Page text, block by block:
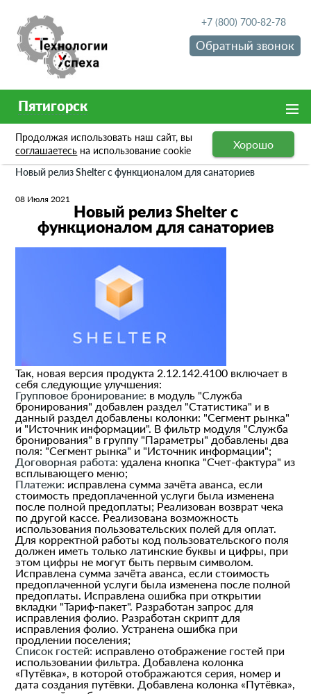
+7 (800) 700-82-78
Обратный звонок
Пятигорск
Продолжая использовать наш сайт, вы
соглашаетесь на использование cookie Хорошо
Новости
Новый релиз Shelter с функционалом для санаториев
08 Июля 2021
Новый релиз Shelter с
функционалом для санаториев
Так, новая версия продукта 2.12.142.4100 включает в
себя следующие улучшения:
Групповое бронирование: в модуль "Служба
бронирования" добавлен раздел "Статистика" и в
данный раздел добавлены колонки: "Сегмент рынка"
и "Источник информации". В фильтр модуля "Служба
бронирования" в группу "Параметры" добавлены два
поля: "Сегмент рынка" и "Источник информации";
Договорная работа: удалена кнопка "Счет-фактура" из
всплывающего меню;
Платежи: исправлена сумма зачёта аванса, если
стоимость предоплаченной услуги была изменена
после полной предоплаты; Реализован возврат чека
по другой кассе. Реализована возможность
использования пользовательских полей для оплат.
Для корректной работы код пользовательского поля
должен иметь только латинские буквы и цифры, при
этом цифры не могут быть первым символом.
Исправлена сумма зачёта аванса, если стоимость
предоплаченной услуги была изменена после полной
предоплаты. Исправлена ошибка при открытии
вкладки "Тариф-пакет". Разработан запрос для
исправления фолио. Разработан скрипт для
исправления фолио. Устранена ошибка при
продлении поселения;
Список гостей: исправлено отображение гостей при
использовании фильтра. Добавлена колонка
«Путёвка», в которой отображаются серия, номер и
дата создания путёвки. Добавлена колонка «Путёвка»,